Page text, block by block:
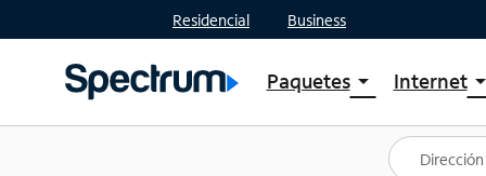
Residencial Business
Paquetesarrow_drop_down
Ver paquetes
Spectrum One
Internetarrow_drop_down
Planes